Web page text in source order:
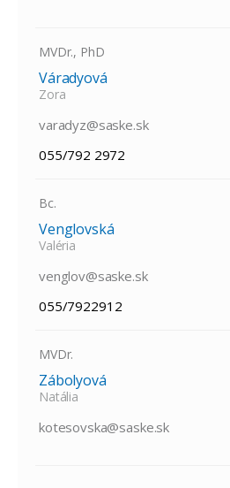
MVDr., PhD
Váradyová
Zora
varadyz@saske.sk
055/792 2972
Bc.
Venglovská
Valéria
venglov@saske.sk
055/7922912
MVDr.
Zábolyová
Natália
kotesovska@saske.sk